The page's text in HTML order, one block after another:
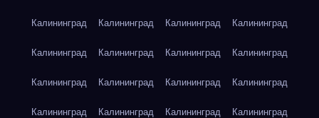
Калининград Калининград Калининград Калининград
Калининград Калининград Калининград Калининград
Калининград Калининград Калининград Калининград
Калининград Калининград Калининград Калининград